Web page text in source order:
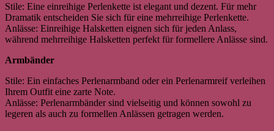
Stile: Eine einreihige Perlenkette ist elegant und dezent. Für mehr
Dramatik entscheiden Sie sich für eine mehrreihige Perlenkette.
Anlässe: Einreihige Halsketten eignen sich für jeden Anlass,
während mehrreihige Halsketten perfekt für formellere Anlässe sind.
Armbänder
Stile: Ein einfaches Perlenarmband oder ein Perlenarmreif verleihen
Ihrem Outfit eine zarte Note.
Anlässe: Perlenarmbänder sind vielseitig und können sowohl zu
legeren als auch zu formellen Anlässen getragen werden.